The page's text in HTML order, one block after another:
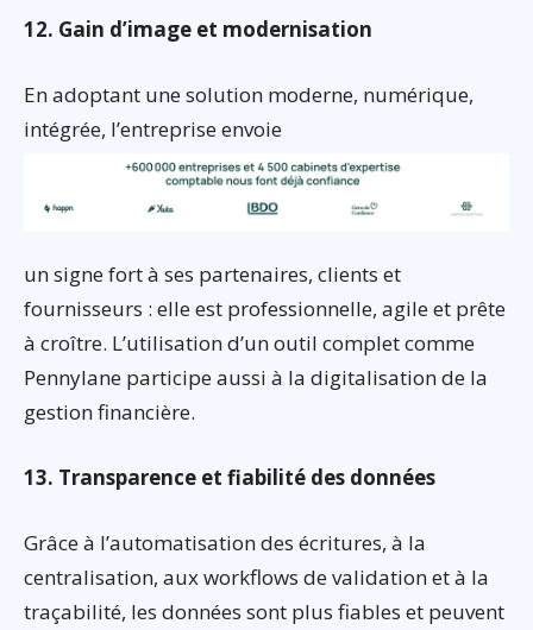
12. Gain d’image et modernisation
En adoptant une solution moderne, numérique,
intégrée, l’entreprise envoie
un signe fort à ses partenaires, clients et
fournisseurs : elle est professionnelle, agile et prête
à croître. L’utilisation d’un outil complet comme
Pennylane participe aussi à la digitalisation de la
gestion financière.
13. Transparence et fiabilité des données
Grâce à l’automatisation des écritures, à la
centralisation, aux workflows de validation et à la
traçabilité, les données sont plus fiables et peuvent